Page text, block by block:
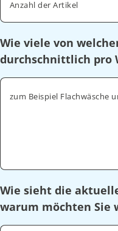
Anzahl der Artikel
Wie viele von
durchschnittlich pro
zum Beispiel Flachwäsche
Wie sieht die
warum möchten Sie